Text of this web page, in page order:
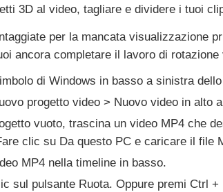
3D al video, tagliare e dividere i tuoi
per la mancata visualizzazione
ancora completare il lavoro di
di Windows in basso a sinistra
progetto video > Nuovo video in alto
vuoto, trascina un video MP4 che
clic su Da questo PC e caricare il file
MP4 nella timeline in basso.
sul pulsante Ruota. Oppure premi Ctrl